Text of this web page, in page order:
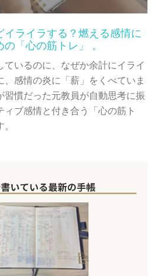
イライラする？燃える感情に
「心の筋トレ」 。
ているのに、なぜか余計にイライ
感情の炎に「薪」をくべていま
習慣だった元教員が自動思考に振
ィブ感情と付き合う「心の筋ト